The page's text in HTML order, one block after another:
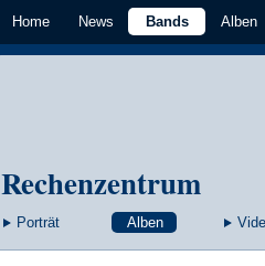
Home News Bands Alben
Rechenzentrum
Porträt Alben